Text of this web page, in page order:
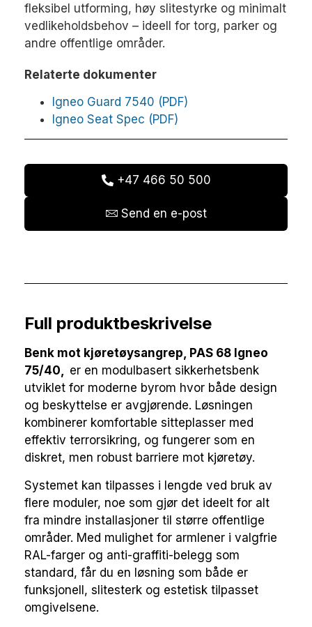
fleksibel utforming, høy slitestyrke og minimalt
vedlikeholdsbehov – ideell for torg, parker og
andre offentlige områder.
Relaterte dokumenter
Igneo Guard 7540 (PDF)
Igneo Seat Spec (PDF)
+47 466 50 500
Send en e-post
Full produktbeskrivelse
Benk mot kjøretøysangrep, PAS 68 Igneo
75/40, er en modulbasert sikkerhetsbenk
utviklet for moderne byrom hvor både design
og beskyttelse er avgjørende. Løsningen
kombinerer komfortable sitteplasser med
effektiv terrorsikring, og fungerer som en
diskret, men robust barriere mot kjøretøy.
Systemet kan tilpasses i lengde ved bruk av
flere moduler, noe som gjør det ideelt for alt
fra mindre installasjoner til større offentlige
områder. Med mulighet for armlener i valgfrie
RAL-farger og anti-graffiti-belegg som
standard, får du en løsning som både er
funksjonell, slitesterk og estetisk tilpasset
omgivelsene.